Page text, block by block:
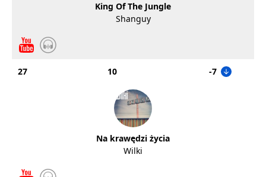
King Of The Jungle
Shanguy
27 10 -7
Na krawędzi życia
Wilki